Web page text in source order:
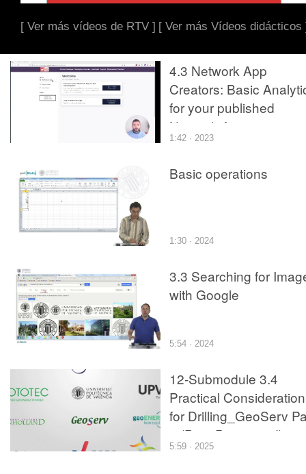
[ Ver más vídeos de RTV ] [ Ver más Vídeos didácticos
4.3 Network App
Creators: Basic
for your published
Network Apps
1:42 · 2023
Basic operations
1:30 · 2024
3.3 Searching for
with Google
5:54 · 2024
12-Submodule 3.4
Practical Consideration
for Drilling_GeoServ
3 (Post-Processed)
5:59 · 2025